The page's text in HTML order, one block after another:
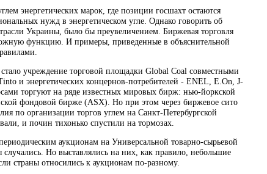
энергетических марок, где позиции госшахт остаются
нужд в энергетическом угле. Однако говорить об
Украины, было бы преувеличением. Биржевая торговля
функцию. И примеры, приведенные в объяснительной
учреждение торговой площадки Global Сoal совместными
и энергетических концернов-потребителей - ENEL, E.On, J-
торгуют на ряде известных мировых бирж: нью-йоркской
фондовой бирже (ASX). Но при этом через биржевое сито
по организации торгов углем на Санкт-Петербургской
и почин тихонько спустили на тормозах.
аукционам на Универсальной товарно-сырьевой
Но выставлялись на них, как правило, небольшие
страны относились к аукционам по-разному.